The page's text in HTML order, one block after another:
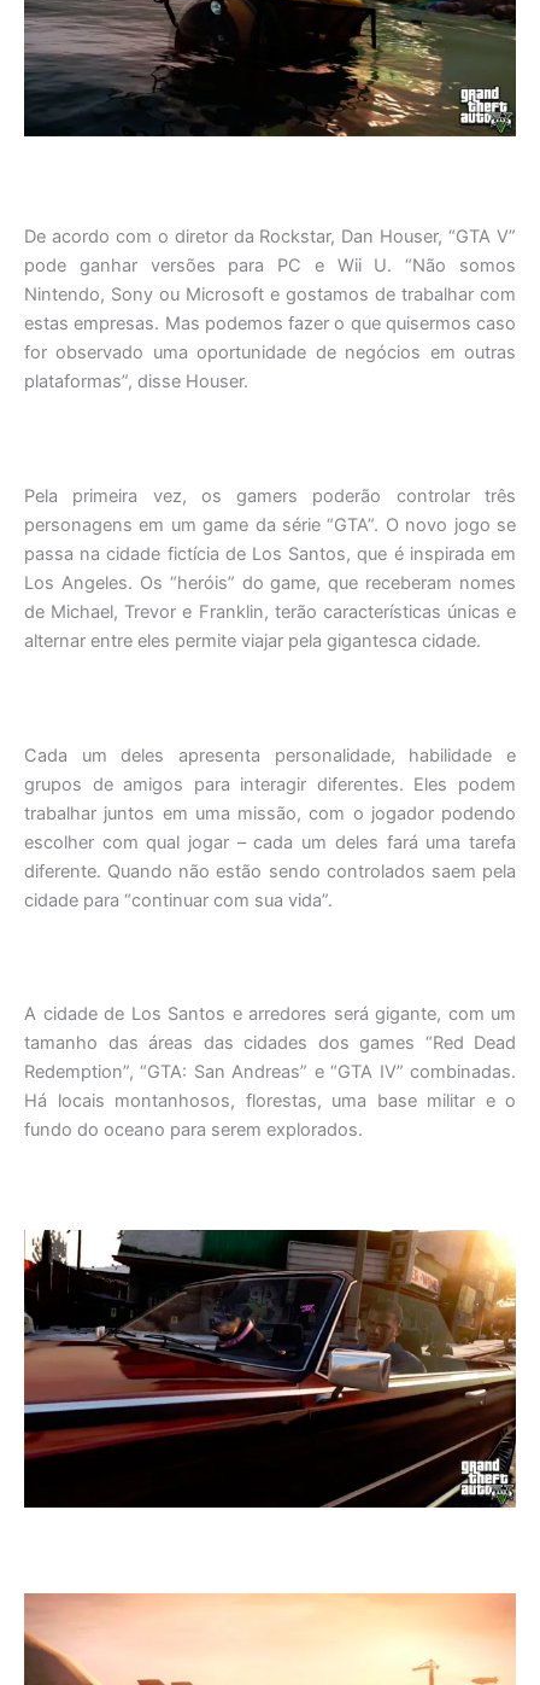
De acordo com o diretor da Rockstar, Dan Houser, “GTA V”
pode ganhar versões para PC e Wii U. “Não somos
Nintendo, Sony ou Microsoft e gostamos de trabalhar com
estas empresas. Mas podemos fazer o que quisermos caso
for observado uma oportunidade de negócios em outras
plataformas”, disse Houser.
Pela primeira vez, os gamers poderão controlar três
personagens em um game da série “GTA”. O novo jogo se
passa na cidade fictícia de Los Santos, que é inspirada em
Los Angeles. Os “heróis” do game, que receberam nomes
de Michael, Trevor e Franklin, terão características únicas e
alternar entre eles permite viajar pela gigantesca cidade.
Cada um deles apresenta personalidade, habilidade e
grupos de amigos para interagir diferentes. Eles podem
trabalhar juntos em uma missão, com o jogador podendo
escolher com qual jogar – cada um deles fará uma tarefa
diferente. Quando não estão sendo controlados saem pela
cidade para “continuar com sua vida”.
A cidade de Los Santos e arredores será gigante, com um
tamanho das áreas das cidades dos games “Red Dead
Redemption”, “GTA: San Andreas” e “GTA IV” combinadas.
Há locais montanhosos, florestas, uma base militar e o
fundo do oceano para serem explorados.